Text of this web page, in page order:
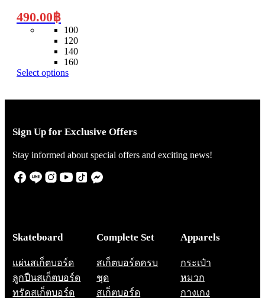
490.00฿
100
120
140
160
Select options
The
options
may
the
page
Sign Up for Exclusive Offers
Stay informed about special offers and exciting news!
Skateboard
แผ่นสเก็ตบอร์ด
ลูกปืนสเก็ตบอร์ด
ทรัคสเก็ตบอร์ด
Complete Set
สเก็ตบอร์ดครบ
ชุด
สเก็ตบอร์ด
Apparels
กระเป๋า
หมวก
กางเกง